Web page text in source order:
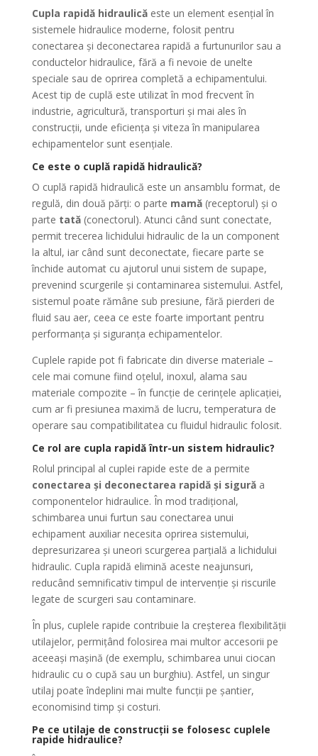
Cupla rapidă hidraulicăeste un element esențial în
sistemele hidraulice moderne, folosit pentru
conectarea și deconectarea rapidă a furtunurilor sau a
conductelor hidraulice, fără a fi nevoie de unelte
speciale sau de oprirea completă a echipamentului.
Acest tip de cuplă este utilizat în mod frecvent în
industrie, agricultură, transporturi și mai ales în
construcții, unde eficiența și viteza în manipularea
echipamentelor sunt esențiale.
Ce este o cuplă rapidă hidraulică?
O cuplă rapidă hidraulică este un ansamblu format, de
regulă, din două părți: o parte mamă(receptorul) și o
parte tată(conectorul). Atunci când sunt conectate,
permit trecerea lichidului hidraulic de la un component
la altul, iar când sunt deconectate, fiecare parte se
închide automat cu ajutorul unui sistem de supape,
prevenind scurgerile și contaminarea sistemului. Astfel,
sistemul poate rămâne sub presiune, fără pierderi de
fluid sau aer, ceea ce este foarte important pentru
performanța și siguranța echipamentelor.
Cuplele rapide pot fi fabricate din diverse materiale –
cele mai comune fiind oțelul, inoxul, alama sau
materiale compozite – în funcție de cerințele aplicației,
cum ar fi presiunea maximă de lucru, temperatura de
operare sau compatibilitatea cu fluidul hidraulic folosit.
Ce rol are cupla rapidă într-un sistem hidraulic?
Rolul principal al cuplei rapide este de a permite
conectarea și deconectarea rapidă și sigurăa
componentelor hidraulice. În mod tradițional,
schimbarea unui furtun sau conectarea unui
echipament auxiliar necesita oprirea sistemului,
depresurizarea și uneori scurgerea parțială a lichidului
hidraulic. Cupla rapidă elimină aceste neajunsuri,
reducând semnificativ timpul de intervenție și riscurile
legate de scurgeri sau contaminare.
În plus, cuplele rapide contribuie la creșterea flexibilității
utilajelor, permițând folosirea mai multor accesorii pe
aceeași mașină (de exemplu, schimbarea unui ciocan
hidraulic cu o cupă sau un burghiu). Astfel, un singur
utilaj poate îndeplini mai multe funcții pe șantier,
economisind timp și costuri.
Pe ce utilaje de construcții se folosesc cuplele
rapide hidraulice?